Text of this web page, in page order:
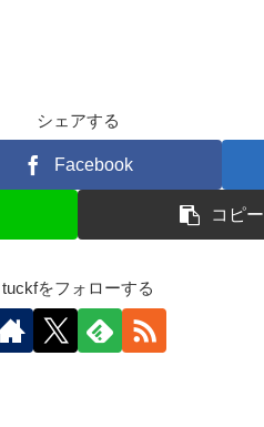
シェアする
Facebook
コピー
tuckfをフォローする